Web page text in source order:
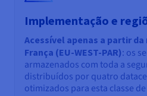
Implementação e
Acessível apenas a partir da
França (EU-WEST-PAR): os
armazenados com toda a
distribuídos por quatro
otimizados para esta classe